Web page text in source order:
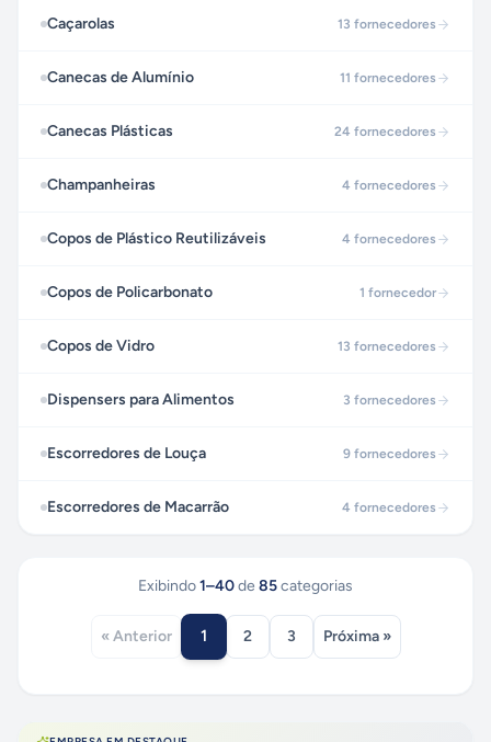
Caçarolas 13 fornecedores
Canecas de Alumínio 11 fornecedores
Canecas Plásticas 24 fornecedores
Champanheiras 4 fornecedores
Copos de Plástico Reutilizáveis 4 fornecedores
Copos de Policarbonato 1 fornecedor
Copos de Vidro 13 fornecedores
Dispensers para Alimentos 3 fornecedores
Escorredores de Louça 9 fornecedores
Escorredores de Macarrão 4 fornecedores
Exibindo1–40de 85categorias
« Anterior 1 2 3 Próxima »